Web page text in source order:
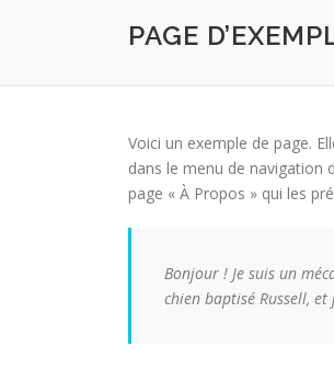
PAGE
Voici un exemple de page.
dans le menu de navigation
page « À Propos » qui les
Bonjour ! Je suis un
chien baptisé Russell,